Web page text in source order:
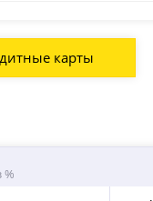
карты
%